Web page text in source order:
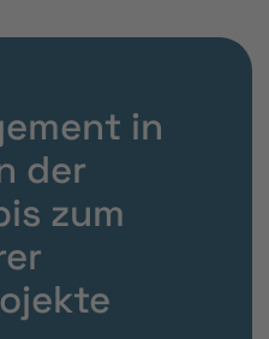
in
der
zum